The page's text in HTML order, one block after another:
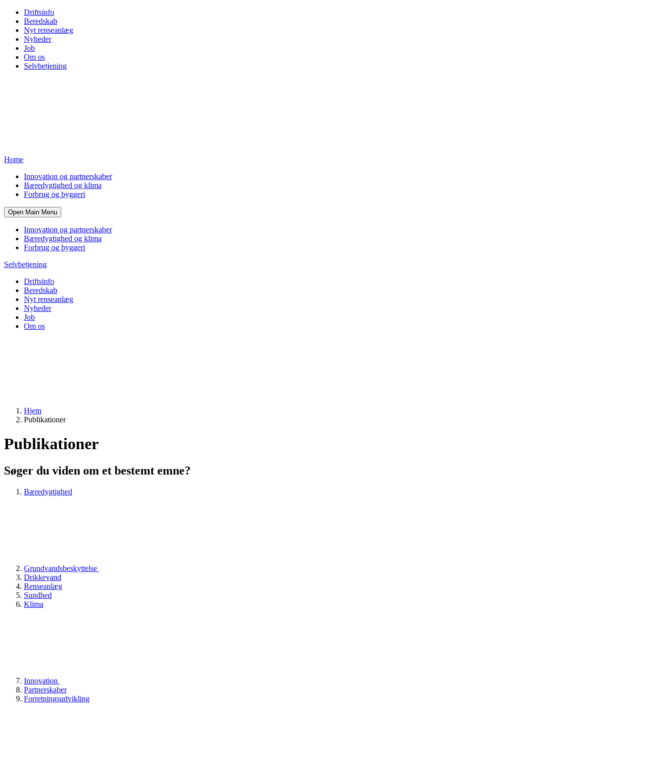
Driftsinfo
Beredskab
Nyt renseanlæg
Nyheder
Job
Om os
Selvbetjening
Home
Innovation og partnerskaber
Bæredygtighed og klima
Forbrug og byggeri
Open Main Menu
Innovation og partnerskaber
Bæredygtighed og klima
Forbrug og byggeri
Selvbetjening
Driftsinfo
Beredskab
Nyt renseanlæg
Nyheder
Job
Om os
Hjem
Publikationer
Publikationer
Søger du viden om et bestemt emne?
Bæredygtighed
Grundvandsbeskyttelse
Drikkevand
Renseanlæg
Sundhed
Klima
Innovation
Partnerskaber
Forretningsudvikling